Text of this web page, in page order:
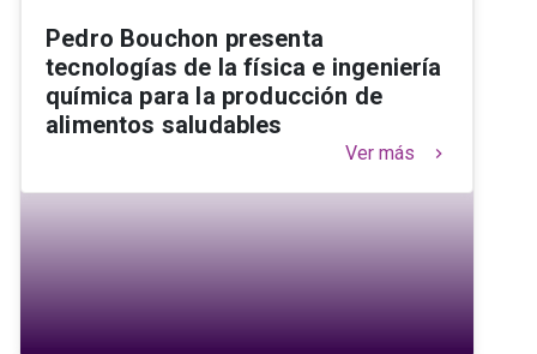
Pedro Bouchon presenta
tecnologías de la física e ingeniería
química para la producción de
alimentos saludables
Ver más keyboard_arrow_right